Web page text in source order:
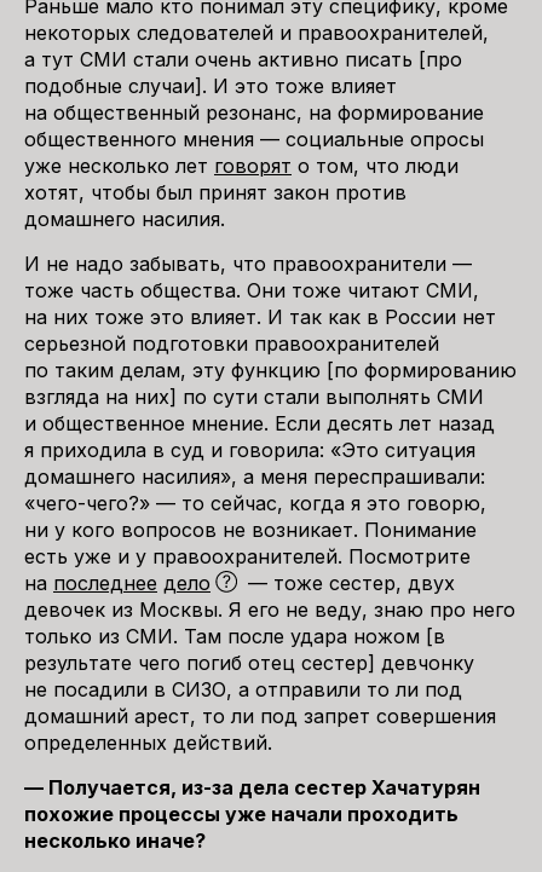
Раньше мало кто понимал эту специфику, кроме
некоторых следователей и правоохранителей,
а тут СМИ стали очень активно писать [про
подобные случаи]. И это тоже влияет
на общественный резонанс, на формирование
общественного мнения — социальные опросы
уже несколько лет говорят о том, что люди
хотят, чтобы был принят закон против
домашнего насилия.
И не надо забывать, что правоохранители —
тоже часть общества. Они тоже читают СМИ,
на них тоже это влияет. И так как в России нет
серьезной подготовки правоохранителей
по таким делам, эту функцию [по формированию
взгляда на них] по сути стали выполнять СМИ
и общественное мнение. Если десять лет назад
я приходила в суд и говорила: «Это ситуация
домашнего насилия», а меня переспрашивали:
«чего-чего?» — то сейчас, когда я это говорю,
ни у кого вопросов не возникает. Понимание
есть уже и у правоохранителей. Посмотрите
на последнее дело
— тоже сестер, двух
девочек из Москвы. Я его не веду, знаю про него
только из СМИ. Там после удара ножом [в
результате чего погиб отец сестер] девчонку
не посадили в СИЗО, а отправили то ли под
домашний арест, то ли под запрет совершения
определенных действий.
— Получается, из-за дела сестер Хачатурян
похожие процессы уже начали проходить
несколько иначе?